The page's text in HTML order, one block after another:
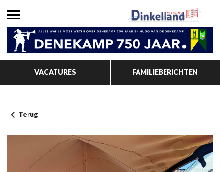
VACATURES FAMILIEBERICHTEN
Terug